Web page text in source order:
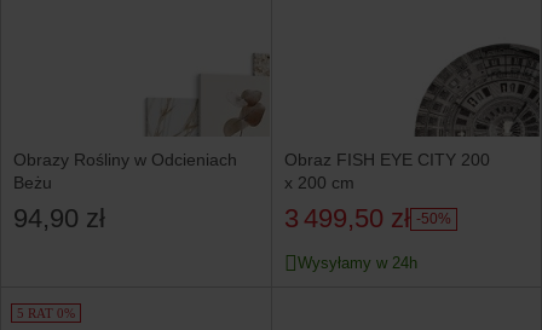
Obrazy Rośliny w Odcieniach
Beżu
94,90 zł
Obraz FISH EYE CITY 200
x 200 cm
3 499,50 zł -50%
Wysyłamy w 24h
5 RAT 0%